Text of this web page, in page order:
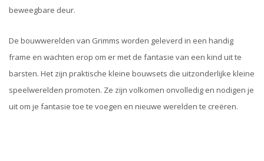
beweegbare deur.
De bouwwerelden van Grimms worden geleverd in een handig
frame en wachten erop om er met de fantasie van een kind uit te
barsten. Het zijn praktische kleine bouwsets die uitzonderlijke kleine
speelwerelden promoten. Ze zijn volkomen onvolledig en nodigen je
uit om je fantasie toe te voegen en nieuwe werelden te creëren.